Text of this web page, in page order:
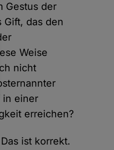
Gestus der
das den
Weise
nicht
in einer
erreichen?
ist korrekt.